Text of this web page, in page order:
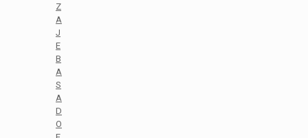
Z
A
J
E
B
A
S
A
D
O